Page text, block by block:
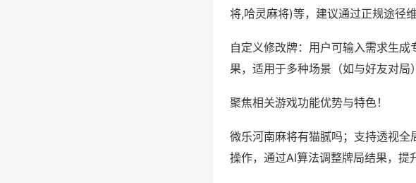
将,哈灵麻将)等，建议通过正规途径维
自定义修改牌：用户可输入需求生
果，适用于多种场景（如与好友对局
聚焦相关游戏功能优势与特色！
微乐河南麻将有猫腻吗；支持透视
操作，通过AI算法调整牌局结果，提